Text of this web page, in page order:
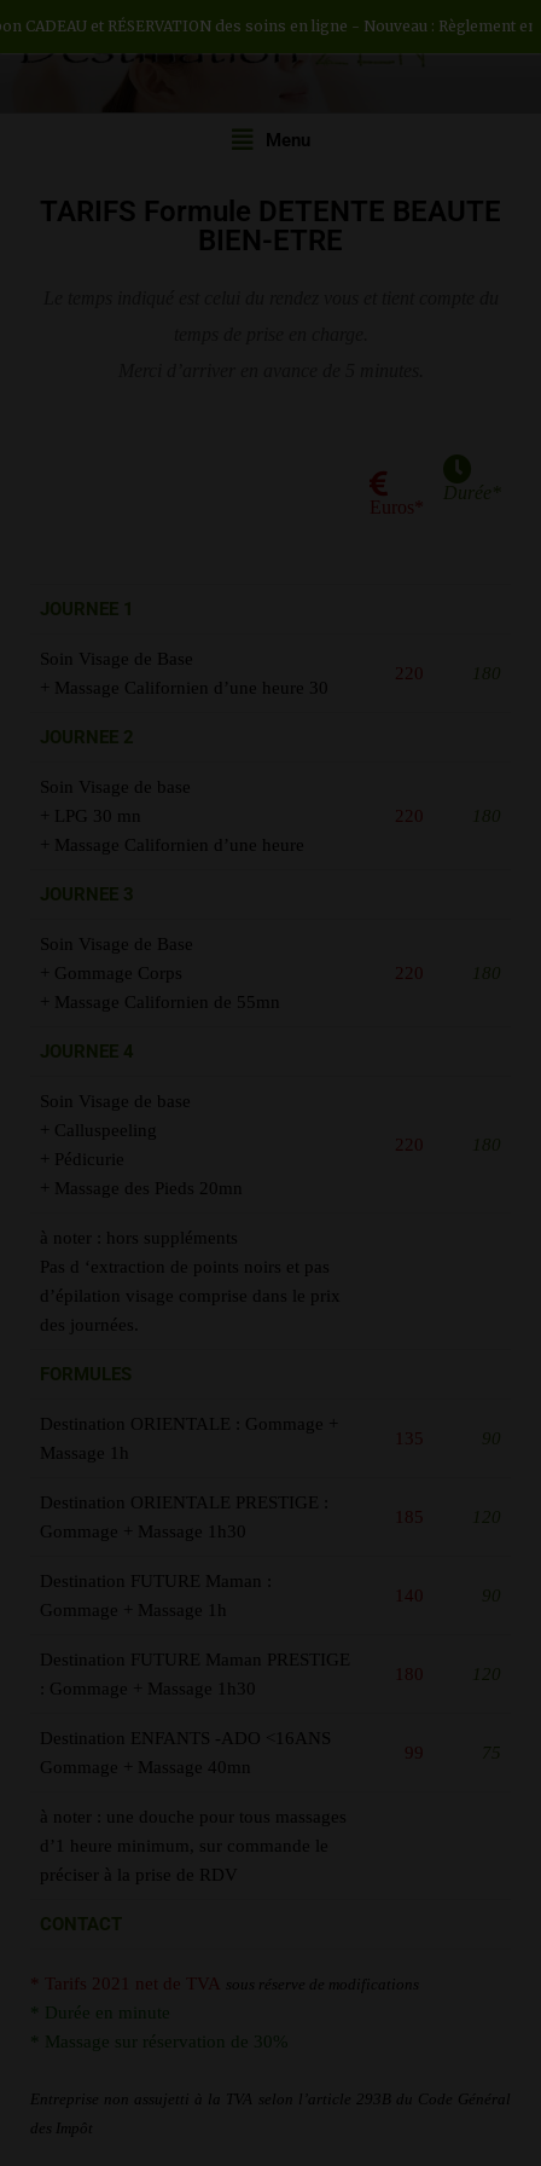
DESTINATION ZEN
Menu
TARIFS Formule DETENTE BEAUTE
BIEN-ETRE
Euros*
Durée*
JOURNEE 1
Soin Visage de Base
+ Massage Californien d’une heure 30
220 180
JOURNEE 2
Soin Visage de base
+ LPG 30 mn
+ Massage Californien d’une heure
220 180
JOURNEE 3
Soin Visage de Base
+ Gommage Corps
+ Massage Californien de 55mn
220 180
JOURNEE 4
Soin Visage de base
+ Calluspeeling
+ Pédicurie
+ Massage des Pieds 20mn
220 180
à noter : hors suppléments
Pas d ‘extraction de points noirs et pas
d’épilation visage comprise dans le prix
des journées.
FORMULES
Destination ORIENTALE : Gommage +
Massage 1h
135 90
Destination ORIENTALE PRESTIGE :
Gommage + Massage 1h30
185 120
Destination FUTURE Maman :
Gommage + Massage 1h
140 90
Destination FUTURE Maman PRESTIGE
: Gommage + Massage 1h30
180 120
Destination ENFANTS -ADO <16ANS
Gommage + Massage 40mn
99 75
à noter : une douche pour tous massages
d’1 heure minimum, sur commande le
préciser à la prise de RDV
CONTACT
* Tarifs 2021 net de TVA sous réserve de modifications
* Durée en minute
Massage sur réservation de 30%
Entreprise non assujetti à la TVA selon l’article 293B du Code Général
des Impôt
et RÉSERVATION des soins en ligne - Nouveau : Règlement en 3 ou